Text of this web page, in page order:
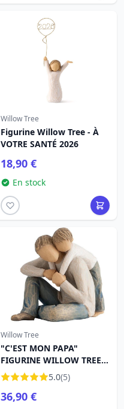
Willow Tree
Figurine Willow Tree - À
VOTRE SANTÉ 2026
18,90 €
En stock
Willow Tree
"C'EST MON PAPA"
FIGURINE WILLOW TREE
SUSAN LORDI
5.0(5)
36,90 €